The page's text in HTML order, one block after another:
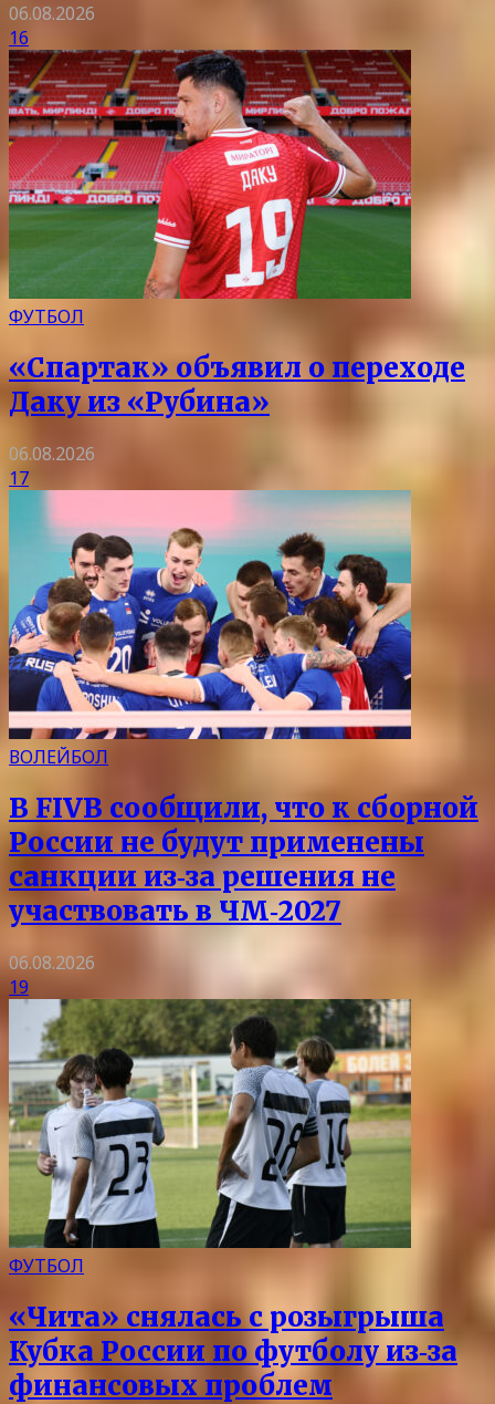
06.08.2026
16
ФУТБОЛ
«Спартак» объявил о переходе
Даку из «Рубина»
06.08.2026
17
ВОЛЕЙБОЛ
В FIVB сообщили, что к сборной
России не будут применены
санкции из‑за решения не
участвовать в ЧМ‑2027
06.08.2026
19
ФУТБОЛ
«Чита» снялась с розыгрыша
Кубка России по футболу из‑за
финансовых проблем